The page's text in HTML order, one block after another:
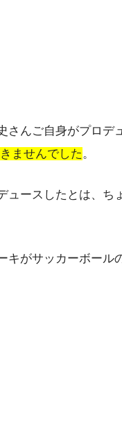
さんご自身がプロデ
ませんでした。
ュースしたとは、ち
キがサッカーボール